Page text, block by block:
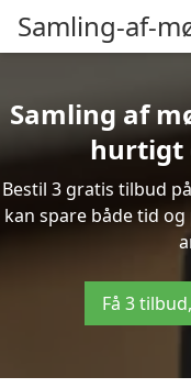
Samling-af-
Samling af
hurtigt
Bestil 3 gratis tilbud
kan spare både tid
Få 3